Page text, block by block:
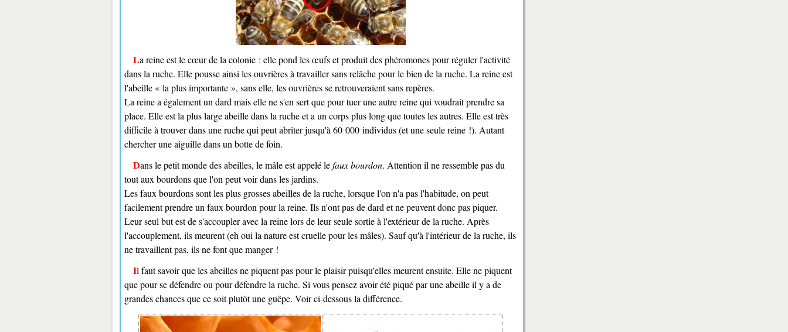
La reine est le cœur de la colonie : elle pond les œufs et produit des phéromones pour réguler l'activité
dans la ruche. Elle pousse ainsi les ouvrières à travailler sans relâche pour le bien de la ruche. La reine est
l'abeille « la plus importante », sans elle, les ouvrières se retrouveraient sans repères.
La reine a également un dard mais elle ne s'en sert que pour tuer une autre reine qui voudrait prendre sa
place. Elle est la plus large abeille dans la ruche et a un corps plus long que toutes les autres. Elle est très
difficile à trouver dans une ruche qui peut abriter jusqu'à 60 000 individus (et une seule reine !). Autant
chercher une aiguille dans un botte de foin.
Dans le petit monde des abeilles, le mâle est appelé lefaux bourdon. Attention il ne ressemble pas du
tout aux bourdons que l'on peut voir dans les jardins.
Les faux bourdons sont les plus grosses abeilles de la ruche, lorsque l'on n'a pas l'habitude, on peut
facilement prendre un faux bourdon pour la reine. Ils n'ont pas de dard et ne peuvent donc pas piquer.
Leur seul but est de s'accoupler avec la reine lors de leur seule sortie à l'extérieur de la ruche. Après
l'accouplement, ils meurent (eh oui la nature est cruelle pour les mâles). Sauf qu'à l'intérieur de la ruche, ils
ne travaillent pas, ils ne font que manger !
Il faut savoir que les abeilles ne piquent pas pour le plaisir puisqu'elles meurent ensuite. Elle ne piquent
que pour se défendre ou pour défendre la ruche. Si vous pensez avoir été piqué par une abeille il y a de
grandes chances que ce soit plutôt une guêpe. Voir ci-dessous la différence.